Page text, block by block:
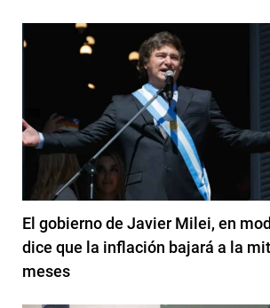
El gobierno de Javier Milei, en
dice que la inflación bajará a la
meses